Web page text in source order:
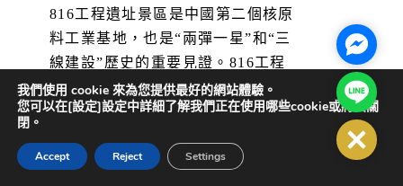
816工程遺址景區是中國第二個核原
料工業基地，也是“兩彈一星”和“三
線建設”歷史的重要見證。816工程
於1966年由周恩來總理批准建設。
1984年因國家戰略調整而停建，隨
85％的山洞修建，60%的設備安裝，
我們使用 cookie 來為您提供最好的網站體驗。
您可以在[設定]設定中詳細了解我們正在使用哪些cookie或將其關
閉。
Accept Reject Settings
Line@
Close